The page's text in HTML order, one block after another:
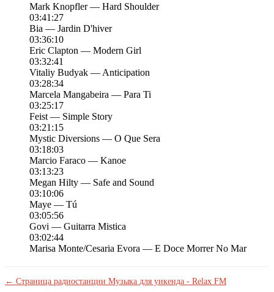
Mark Knopfler — Hard Shoulder
03:41:27
Bia — Jardin D'hiver
03:36:10
Eric Clapton — Modern Girl
03:32:41
Vitaliy Budyak — Anticipation
03:28:34
Marcela Mangabeira — Para Ti
03:25:17
Feist — Simple Story
03:21:15
Mystic Diversions — O Que Sera
03:18:03
Marcio Faraco — Kanoe
03:13:23
Megan Hilty — Safe and Sound
03:10:06
Maye — Tú
03:05:56
Govi — Guitarra Mistica
03:02:44
Marisa Monte/Cesaria Evora — E Doce Morrer No Mar
← Страница радиостанции Музыка для уикенда - Relax FM